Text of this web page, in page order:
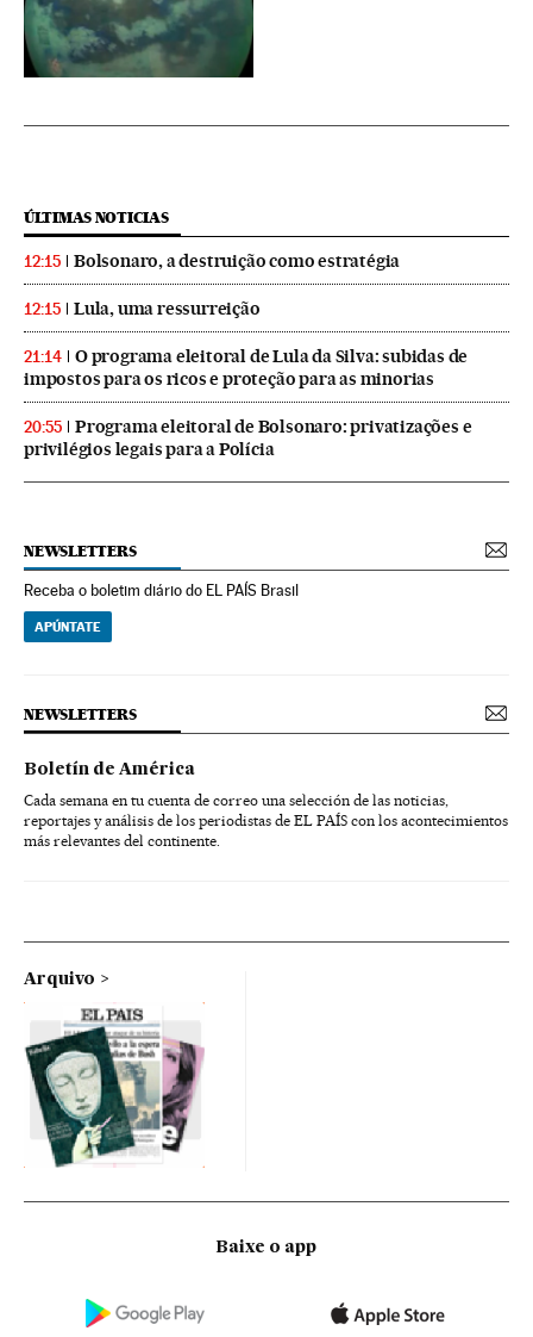
ÚLTIMAS NOTICIAS
12:15 Bolsonaro, a destruição como estratégia
12:15 Lula, uma ressurreição
21:14
O programa eleitoral de Lula da Silva: subidas de
impostos para os ricos e proteção para as minorias
20:55
Programa eleitoral de Bolsonaro: privatizações e
privilégios legais para a Polícia
NEWSLETTERS
Receba o boletim diário do EL PAÍS Brasil
APÚNTATE
NEWSLETTERS
Boletín de América
Cada semana en tu cuenta de correo una selección de las noticias,
reportajes y análisis de los periodistas de EL PAÍS con los acontecimientos
más relevantes del continente.
Arquivo
Baixe o app